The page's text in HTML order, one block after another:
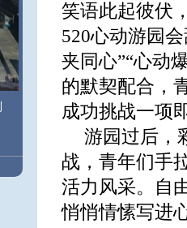
笑语此起彼伏
520心动游园
夹同心”“心动
的默契配合，
成功挑战一项
游园过后，
战，青年们手
活力风采。自
悄悄情愫写进